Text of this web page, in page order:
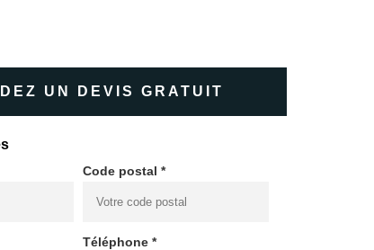
UN DEVIS GRATUIT
Code postal *
Téléphone *